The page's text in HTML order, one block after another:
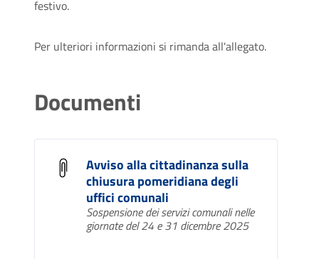
festivo.
Per ulteriori informazioni si rimanda all'allegato.
Documenti
Avviso alla cittadinanza sulla
chiusura pomeridiana degli
uffici comunali
Sospensione dei servizi comunali nelle
giornate del 24 e 31 dicembre 2025